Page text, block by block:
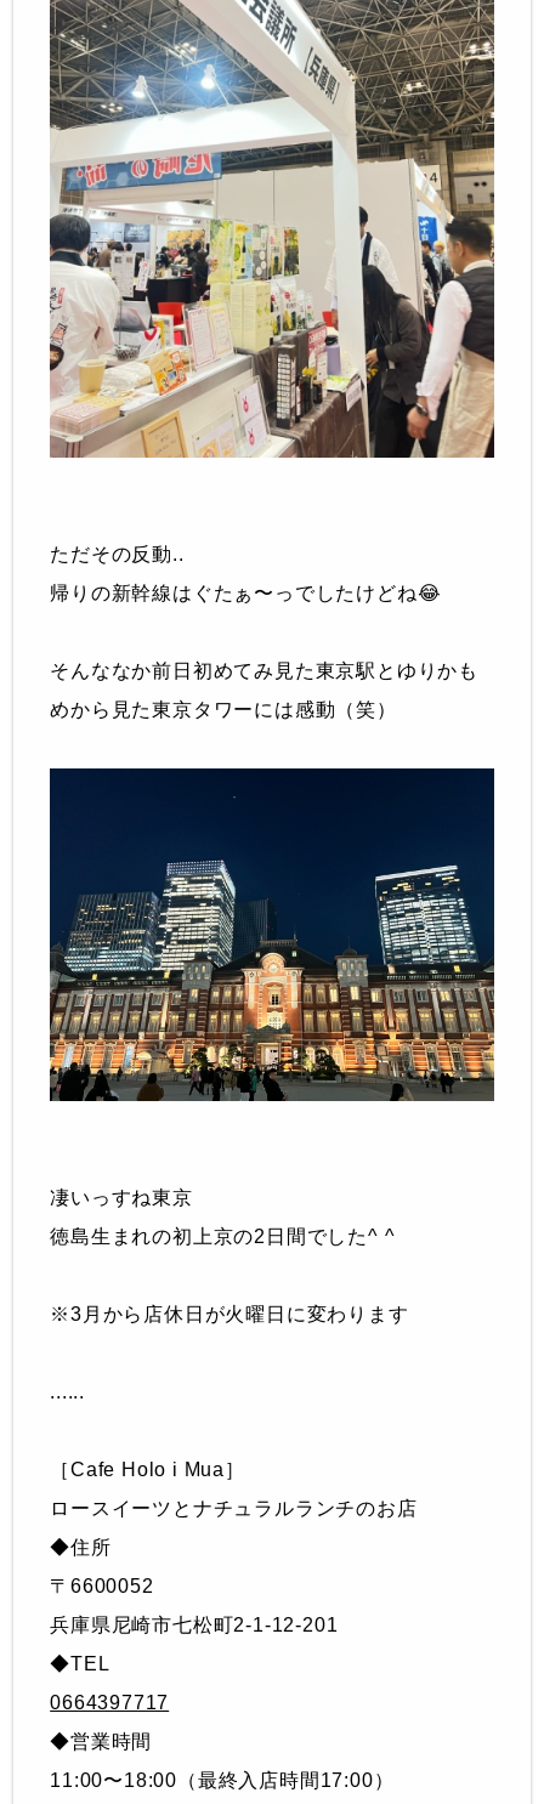
ただその反動..
帰りの新幹線はぐたぁ〜っでしたけどね😂
そんななか前日初めてみ見た東京駅とゆりかも
めから見た東京タワーには感動（笑）
凄いっすね東京
徳島生まれの初上京の2日間でした^ ^
※3月から店休日が火曜日に変わります
......
［Cafe Holo i Mua］
ロースイーツとナチュラルランチのお店
◆住所
〒6600052
兵庫県尼崎市七松町2-1-12-201
◆TEL
0664397717
◆営業時間
11:00〜18:00（最終入店時間17:00）